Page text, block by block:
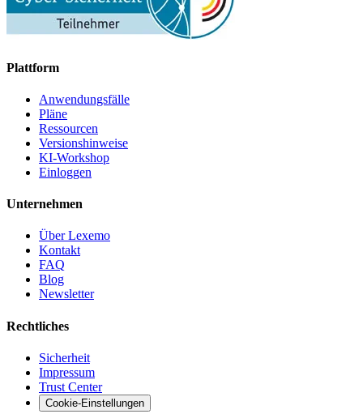
Plattform
Anwendungsfälle
Pläne
Ressourcen
Versionshinweise
KI-Workshop
Einloggen
Unternehmen
Über Lexemo
Kontakt
FAQ
Blog
Newsletter
Rechtliches
Sicherheit
Impressum
Trust Center
Cookie-Einstellungen